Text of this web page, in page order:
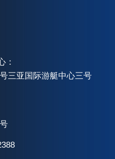
：
三亚国际游艇中心三号